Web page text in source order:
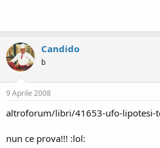
Candido
b
9 Aprile 2008
altroforum/libri/41653-ufo-lipotesi-
nun ce prova!!! :lol: